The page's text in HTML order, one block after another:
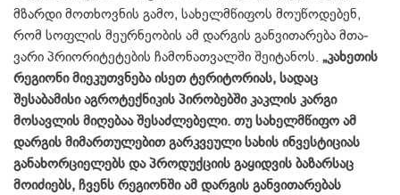
მზარ­დი მოთხოვნის გამო, სახელმწიფოს მოუწოდებენ,
რომ სოფლის მეურ­ნეობის ამ დარგის განვითარება მთა­
ვარი პრიორიტეტების ჩამონათვალში შეიტანოს. „კახეთის
რეგიონი მიე­კუთვნება ისეთ ტერიტორიას, სადაც
შესაბამისი აგროტექნიკის პირობებში კაკლის კარგი
მოსავლის მიღებაა შესაძლებელი. თუ სახელმწიფო ამ
დარგის მიმართულებით გარკვეული სახის ინვესტიციას
განახორციელებს და პროდუქციის გაყიდვის ბაზარსაც
მოიძიებს, ჩვენს რეგიონში ამ დარგის განვითარებას